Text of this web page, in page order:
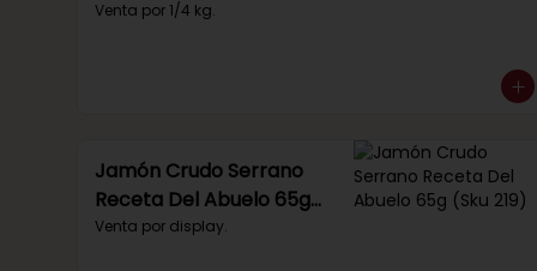
Venta por 1/4 kg.
Jamón Crudo Serrano
Receta Del Abuelo 65g
(Sku 219)
Venta por display.